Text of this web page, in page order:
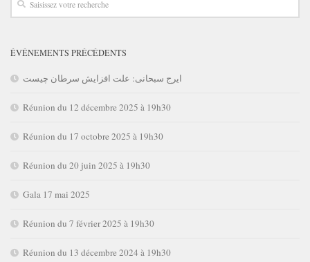
ÉVÉNEMENTS PRÉCÉDENTS
ایرج سبحانی: علت افزایش سرطان چیست
Réunion du 12 décembre 2025 à 19h30
Réunion du 17 octobre 2025 à 19h30
Réunion du 20 juin 2025 à 19h30
Gala 17 mai 2025
Réunion du 7 février 2025 à 19h30
Réunion du 13 décembre 2024 à 19h30